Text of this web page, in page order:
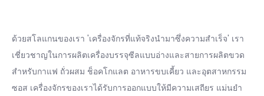
ด้วยสโลแกนของเรา 'เครื่องจักรที่แท้จริงนำมาซึ่งความสำเร็จ' เรา
เชี่ยวชาญในการผลิตเครื่องบรรจุซีลแบบอ่างและสายการผลิตขวด
สำหรับกาแฟ ถั่วผสม ช็อคโกแลต อาหารขบเคี้ยว และอุตสาหกรรม
ซอส เครื่องจักรของเราได้รับการออกแบบให้มีความเสถียร แม่นยำ